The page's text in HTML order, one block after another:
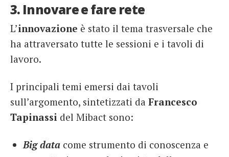
3. Innovare e fare rete
L’innovazione è stato il tema trasversale che
ha attraversato tutte le sessioni e i tavoli di
lavoro.
I principali temi emersi dai tavoli
sull’argomento, sintetizzati da Francesco
Tapinassi del Mibact sono:
Big data come strumento di conoscenza e